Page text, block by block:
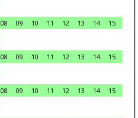
08 09 10 11 12 13 14
15
08 09 10 11 12 13 14
15
08 09 10 11 12 13 14
15